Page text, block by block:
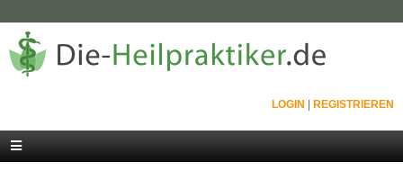
LOGIN REGISTRIEREN